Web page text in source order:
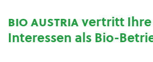
bio austriavertritt Ihre
Interessen als Bio-